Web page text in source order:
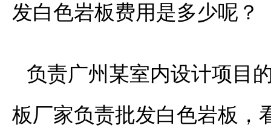
发白色岩板费用是多少呢？
负责广州某室内设计项目
板厂家负责批发白色岩板，